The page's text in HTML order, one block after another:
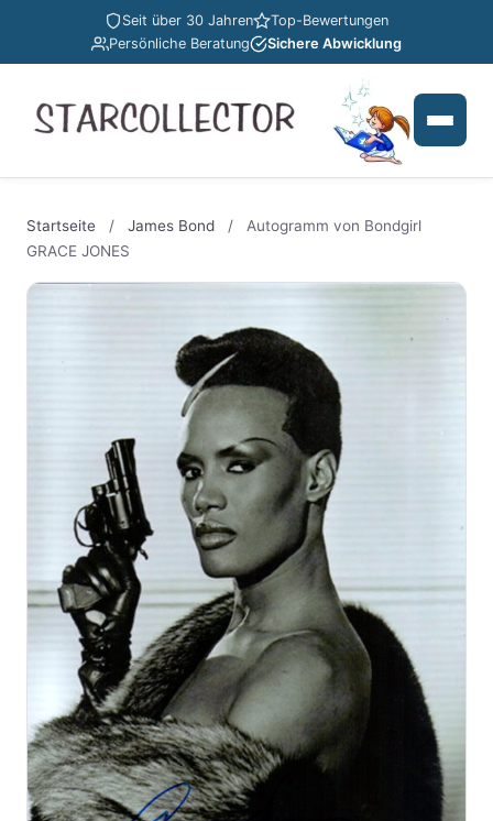
Seit über 30 Jahren
Top-Bewertungen
Persönliche Beratung
Sichere Abwicklung
Startseite / James Bond /
Autogramm von Bondgirl
GRACE JONES